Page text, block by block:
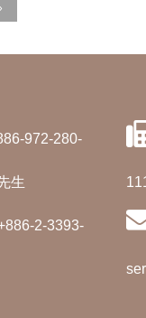
972-280-
生
2-3393-